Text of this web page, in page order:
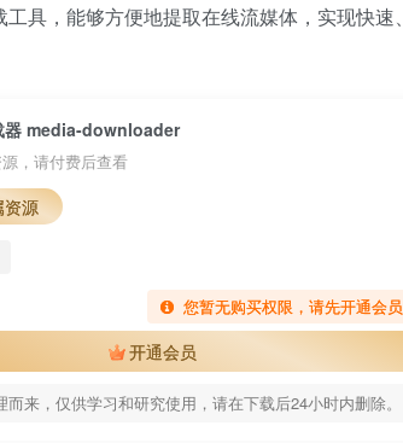
具，能够方便地提取在线流媒体，实现快速、
器 media-downloader
，请付费后查看
资源
您暂无购买权限，请先开通会员
开通会员
来，仅供学习和研究使用，请在下载后24小时内删除。